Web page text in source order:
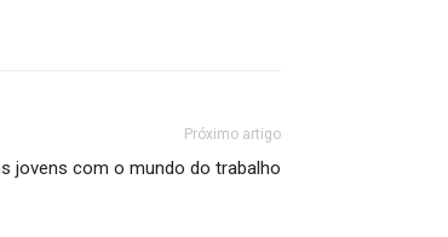
Próximo artigo
jovens com o mundo do trabalho